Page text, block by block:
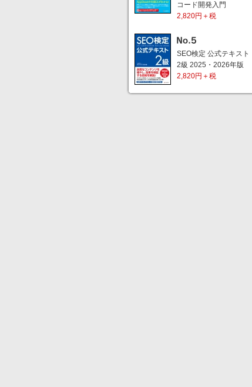
コード開発入門
2,820円＋税
SEO検定 公式テキスト
2級 2025・2026年版
2,820円＋税